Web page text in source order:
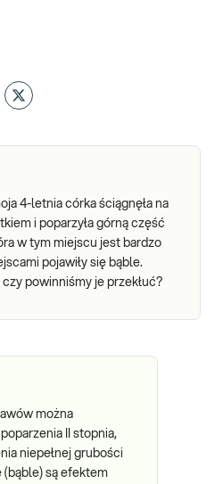
4-letnia córka ściągnęła na
i poparzyła górną część
w tym miejscu jest bardzo
pojawiły się bąble.
czy powinniśmy je przekłuć?
można
II stopnia,
niepełnej grubości
(bąble) są efektem